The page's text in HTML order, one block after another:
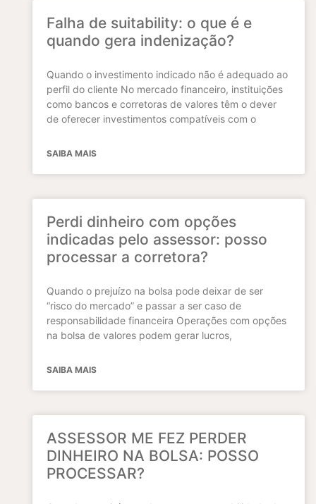
Falha de suitability: o que é e
quando gera indenização?
Quando o investimento indicado não é adequado ao
perfil do cliente No mercado financeiro, instituições
como bancos e corretoras de valores têm o dever
de oferecer investimentos compatíveis com o
SAIBA MAIS
Perdi dinheiro com opções
indicadas pelo assessor: posso
processar a corretora?
Quando o prejuízo na bolsa pode deixar de ser
“risco do mercado” e passar a ser caso de
responsabilidade financeira Operações com opções
na bolsa de valores podem gerar lucros,
SAIBA MAIS
ASSESSOR ME FEZ PERDER
DINHEIRO NA BOLSA: POSSO
PROCESSAR?